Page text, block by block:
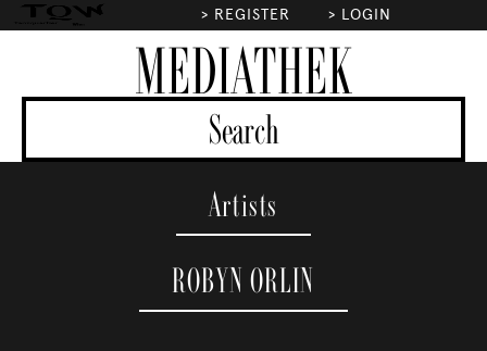
> REGISTER > LOGIN
MEDIATHEK
Artists
ROBYN ORLIN